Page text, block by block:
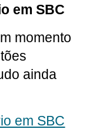
em SBC
momento
ainda
em SBC